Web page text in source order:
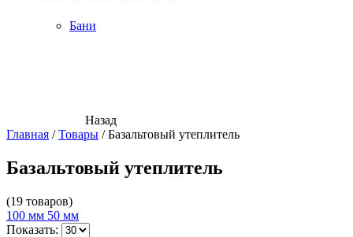
Бани
Назад
Главная /Товары /Базальтовый утеплитель
Базальтовый утеплитель
(19 товаров)
100 мм 50 мм
Показать: